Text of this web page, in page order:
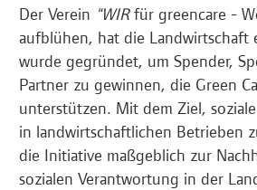
Der Verein "WIRfür greencare -
aufblühen, hat die Landwirtschaft
wurde gegründet, um Spender,
Partner zu gewinnen, die Green
unterstützen. Mit dem Ziel,
in landwirtschaftlichen Betrieben
die Initiative maßgeblich zur
sozialen Verantwortung in der